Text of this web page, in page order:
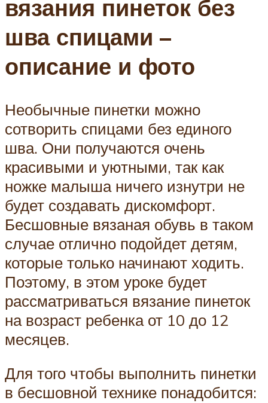
вязания пинеток без
шва спицами –
описание и фото
Необычные пинетки можно
сотворить спицами без единого
шва. Они получаются очень
красивыми и уютными, так как
ножке малыша ничего изнутри не
будет создавать дискомфорт.
Бесшовные вязаная обувь в таком
случае отлично подойдет детям,
которые только начинают ходить.
Поэтому, в этом уроке будет
рассматриваться вязание пинеток
на возраст ребенка от 10 до 12
месяцев.
Для того чтобы выполнить пинетки
в бесшовной технике понадобится: